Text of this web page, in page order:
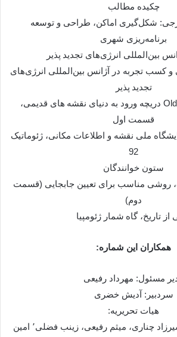
چکیده مطالب
شکل‌گیری اماکن، طراحی و توسعه
برنامه‌ریزی شهری
بین‌المللی انرژی‌های تجدید پذیر
و کسب تجربه در آژانس بین‌المللی انرژی‌های
تجدید پذیر
درگاه OldMapsOnline دریچه ورود به دنیای نقشه های قدیمی،
قسمت اول
ملی نقشه و اطلاعات مکانی، ژئوماتیک
92
ستون خوانندگان
روشی مناسب برای تعیین جابجایی (قسمت
دوم)
از تاریخ، گاه شمار ژئومپیا
همکاران این شماره:
مسئول: مهرداد رفیعی
سردبیر: آدیش خضری
هیات تحریریه:
میلاد ماهور، عباس شیرزاد چناری، میثم رفیعی، زینب فضلی٬ امین